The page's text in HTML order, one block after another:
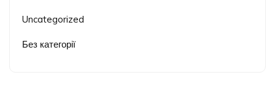
Uncategorized
Без категорії